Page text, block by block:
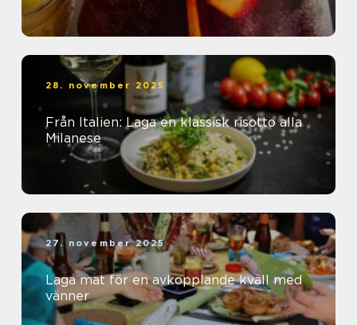
28. november 2025
Från Italien: Laga en klassisk risotto alla
Milanese
27. november 2025
Laga mat för en avkopplande kväll med
vänner